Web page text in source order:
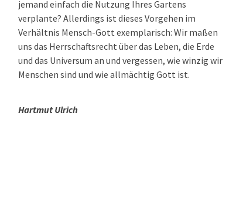
jemand einfach die Nutzung Ihres Gartens
verplante? Allerdings ist dieses Vorgehen im
Verhältnis Mensch-Gott exemplarisch: Wir maßen
uns das Herrschaftsrecht über das Leben, die Erde
und das Universum an und vergessen, wie winzig wir
Menschen sind und wie allmächtig Gott ist.
Hartmut Ulrich